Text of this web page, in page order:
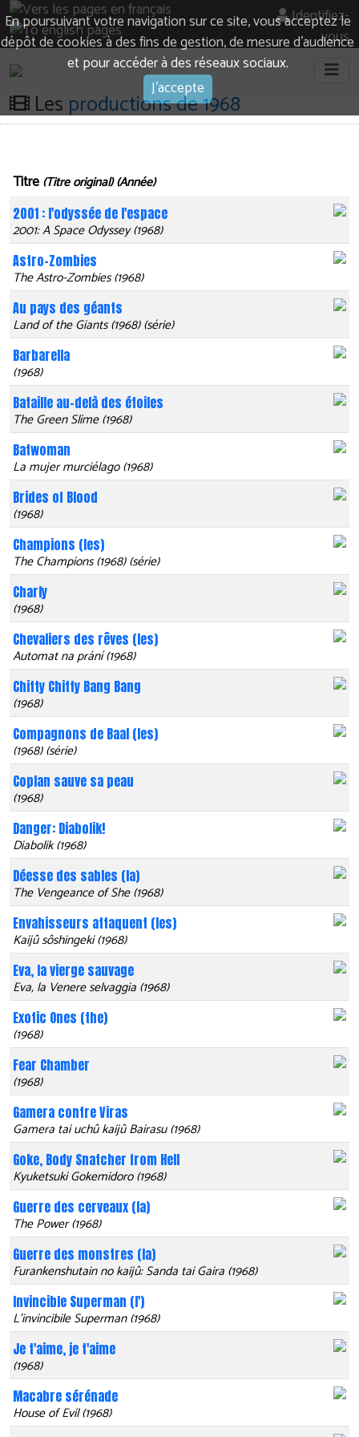
En poursuivant votre navigation sur ce site, vous acceptez le
dépôt de cookies à des fins de gestion, de mesure d’audience
et pour accéder à des réseaux sociaux.
J'accepte
Identifiez-
vous
Les productions de 1968
Titre (Titre original) (Année)
2001 : l'odyssée de l'espace
2001: A Space Odyssey (1968)
Astro-Zombies
The Astro-Zombies (1968)
Au pays des géants
Land of the Giants (1968) (série)
Barbarella
(1968)
Bataille au-delà des étoiles
The Green Slime (1968)
Batwoman
La mujer murciélago (1968)
Brides of Blood
(1968)
Champions (les)
The Champions (1968) (série)
Charly
(1968)
Chevaliers des rêves (les)
Automat na prání (1968)
Chitty Chitty Bang Bang
(1968)
Compagnons de Baal (les)
(1968) (série)
Coplan sauve sa peau
(1968)
Danger: Diabolik!
Diabolik (1968)
Déesse des sables (la)
The Vengeance of She (1968)
Envahisseurs attaquent (les)
Kaijû sôshingeki (1968)
Eva, la vierge sauvage
Eva, la Venere selvaggia (1968)
Exotic Ones (the)
(1968)
Fear Chamber
(1968)
Gamera contre Viras
Gamera tai uchû kaijû Bairasu (1968)
Goke, Body Snatcher from Hell
Kyuketsuki Gokemidoro (1968)
Guerre des cerveaux (la)
The Power (1968)
Guerre des monstres (la)
Furankenshutain no kaijû: Sanda tai Gaira (1968)
Invincible Superman (l')
L'invincibile Superman (1968)
Je t'aime, je t'aime
(1968)
Macabre sérénade
House of Evil (1968)